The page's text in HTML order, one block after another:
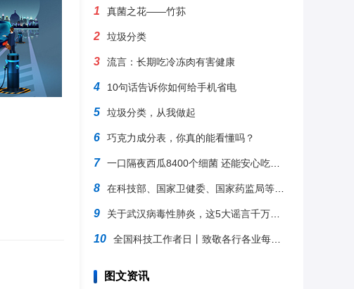
1 真菌之花——竹荪
2 垃圾分类
3 流言：长期吃冷冻肉有害健康
4 10句话告诉你如何给手机省电
5 垃圾分类，从我做起
6 巧克力成分表，你真的能看懂吗？
7 一口隔夜西瓜8400个细菌 还能安心吃瓜吗？
8 在科技部、国家卫健委、国家药监局等多部门支持下，抗病毒药物瑞德西韦（remdesivir）已完成临床
9 关于武汉病毒性肺炎，这5大谣言千万别信
10 全国科技工作者日丨致敬各行各业每一位科技工作者，致敬心中的每一束光
图文资讯